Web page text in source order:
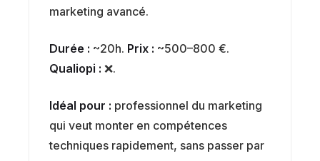
marketing avancé.
Durée : ~20h. Prix : ~500–800 €.
Qualiopi : ❌.
Idéal pour : professionnel du marketing
qui veut monter en compétences
techniques rapidement, sans passer par